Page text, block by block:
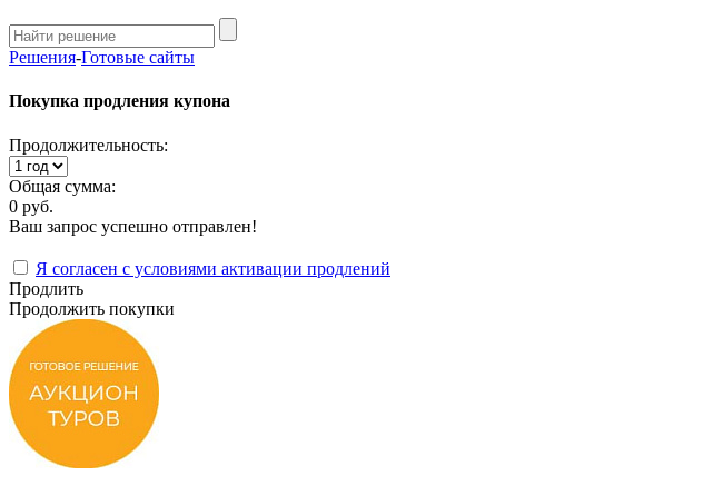
Решения-Готовые сайты
Покупка продления купона
Продолжительность:
Общая сумма:
0 руб.
Ваш запрос успешно отправлен!
Я согласен с условиями активации продлений
Продлить
Продолжить покупки